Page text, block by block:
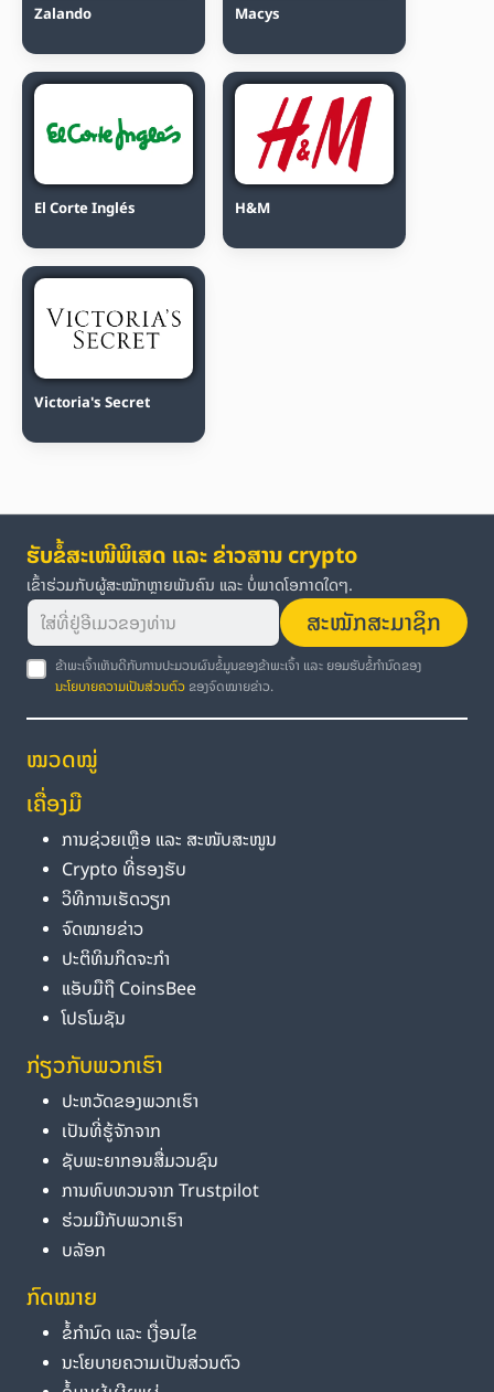
Zalando Macys
El Corte Inglés H&M
Victoria's Secret
ຮັບຂໍ້ສະເໜີພິເສດ ແລະ ຂ່າວສານ crypto
ເຂົ້າຮ່ວມກັບຜູ້ສະໝັກຫຼາຍພັນຄົນ ແລະ ບໍ່ພາດໂອກາດໃດໆ.
ສະໝັກສະມາຊິກ
ຂ້າພະເຈົ້າເຫັນດີກັບການປະມວນຜົນຂໍ້ມູນຂອງຂ້າພະເຈົ້າ ແລະ ຍອມຮັບຂໍ້ກຳນົດຂອງ
ນະໂຍບາຍຄວາມເປັນສ່ວນຕົວ ຂອງຈົດໝາຍຂ່າວ.
ໝວດໝູ່
ເຄື່ອງມື
ການຊ່ວຍເຫຼືອ ແລະ ສະໜັບສະໜູນ
Crypto ທີ່ຮອງຮັບ
ວິທີການເຮັດວຽກ
ຈົດໝາຍຂ່າວ
ປະຕິທິນກິດຈະກຳ
ແອັບມືຖື CoinsBee
ໂປຣໂມຊັນ
ກ່ຽວກັບພວກເຮົາ
ປະຫວັດຂອງພວກເຮົາ
ເປັນທີ່ຮູ້ຈັກຈາກ
ຊັບພະຍາກອນສື່ມວນຊົນ
ການທົບທວນຈາກ Trustpilot
ຮ່ວມມືກັບພວກເຮົາ
ບລັອກ
ກົດໝາຍ
ຂໍ້ກຳນົດ ແລະ ເງື່ອນໄຂ
ນະໂຍບາຍຄວາມເປັນສ່ວນຕົວ